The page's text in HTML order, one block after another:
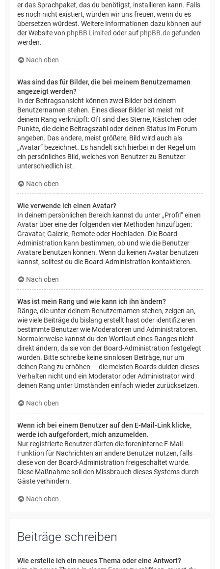
er das Sprachpaket, das du benötigst, installieren kann. Falls
es noch nicht existiert, würden wir uns freuen, wenn du es
übersetzen würdest. Weitere Informationen dazu können auf
der Website von phpBB Limited oder auf phpBB.degefunden
werden.
Nach oben
Was sind das für Bilder, die bei meinem Benutzernamen
angezeigt werden?
In der Beitragsansicht können zwei Bilder bei deinem
Benutzernamen stehen. Eines dieser Bilder ist meist mit
deinem Rang verknüpft: Oft sind dies Sterne, Kästchen oder
Punkte, die deine Beitragszahl oder deinen Status im Forum
angeben. Das andere, meist größere, Bild wird auch als
„Avatar“ bezeichnet. Es handelt sich hierbei in der Regel um
ein persönliches Bild, welches von Benutzer zu Benutzer
unterschiedlich ist.
Nach oben
Wie verwende ich einen Avatar?
In deinem persönlichen Bereich kannst du unter „Profil“ einen
Avatar über eine der folgenden vier Methoden hinzufügen:
Gravatar, Galerie, Remote oder Hochladen. Die Board-
Administration kann bestimmen, ob und wie die Benutzer
Avatare benutzen können. Wenn du keinen Avatar benutzen
kannst, solltest du die Board-Administration kontaktieren.
Nach oben
Was ist mein Rang und wie kann ich ihn ändern?
Ränge, die unter deinem Benutzernamen stehen, zeigen an,
wie viele Beiträge du bislang erstellt hast oder identifizieren
bestimmte Benutzer wie Moderatoren und Administratoren.
Normalerweise kannst du den Wortlaut eines Ranges nicht
direkt ändern, da sie von der Board-Administration festgelegt
wurden. Bitte schreibe keine sinnlosen Beiträge, nur um
deinen Rang zu erhöhen — die meisten Boards dulden dieses
Verhalten nicht und ein Moderator oder Administrator wird
deinen Rang unter Umständen einfach wieder zurücksetzen.
Nach oben
Wenn ich bei einem Benutzer auf den E-Mail-Link klicke,
werde ich aufgefordert, mich anzumelden.
Nur registrierte Benutzer dürfen die foreninterne E-Mail-
Funktion für Nachrichten an andere Benutzer nutzen, falls
diese von der Board-Administration freigeschaltet wurde.
Diese Maßnahme soll den Missbrauch dieses Systems durch
Gäste verhindern.
Nach oben
Beiträge schreiben
Wie erstelle ich ein neues Thema oder eine Antwort?